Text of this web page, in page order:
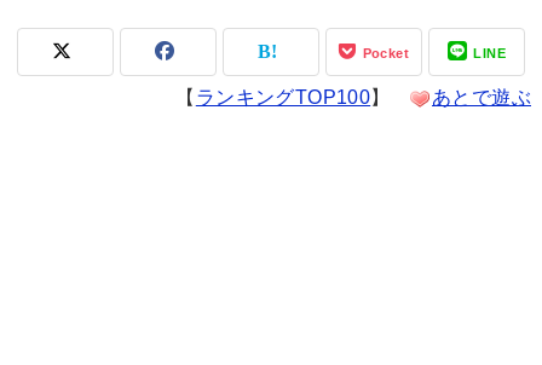
Pocket LINE
【 ランキングTOP100】 あとで遊ぶ